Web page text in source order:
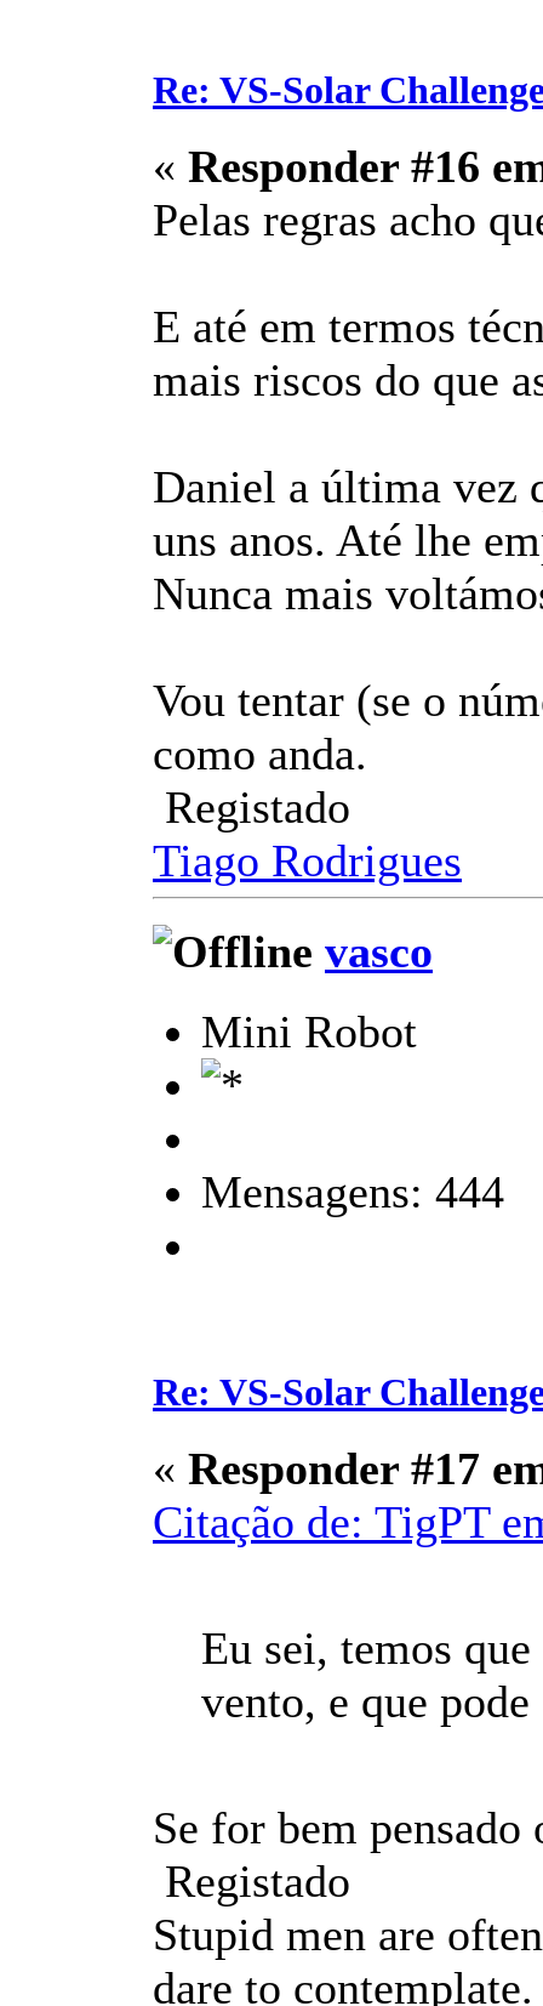
Re: VS-Solar
« Responder #16
Pelas regras acho
E até em termos
mais riscos do que
Daniel a última vez
uns anos. Até lhe
Nunca mais
Vou tentar (se o
como anda.
Registado
Tiago Rodrigues
vasco
Mini Robot
Mensagens: 444
Re: VS-Solar
« Responder #17
Citação de: TigPT
Eu sei, temos
vento, e que
Se for bem
Registado
Stupid men are
dare to contemplate.